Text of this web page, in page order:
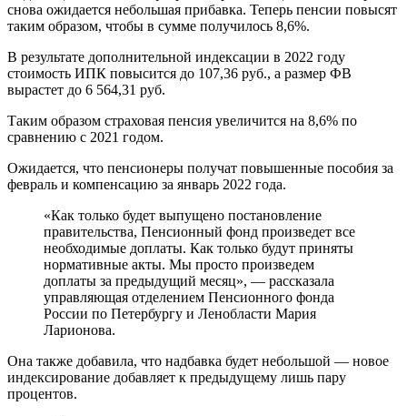
снова ожидается небольшая прибавка. Теперь пенсии повысят
таким образом, чтобы в сумме получилось 8,6%.
В результате дополнительной индексации в 2022 году
стоимость ИПК повысится до 107,36 руб., а размер ФВ
вырастет до 6 564,31 руб.
Таким образом страховая пенсия увеличится на 8,6% по
сравнению с 2021 годом.
Ожидается, что пенсионеры получат повышенные пособия за
февраль и компенсацию за январь 2022 года.
«Как только будет выпущено постановление
правительства, Пенсионный фонд произведет все
необходимые доплаты. Как только будут приняты
нормативные акты. Мы просто произведем
доплаты за предыдущий месяц», — рассказала
управляющая отделением Пенсионного фонда
России по Петербургу и Ленобласти Мария
Ларионова.
Она также добавила, что надбавка будет небольшой — новое
индексирование добавляет к предыдущему лишь пару
процентов.